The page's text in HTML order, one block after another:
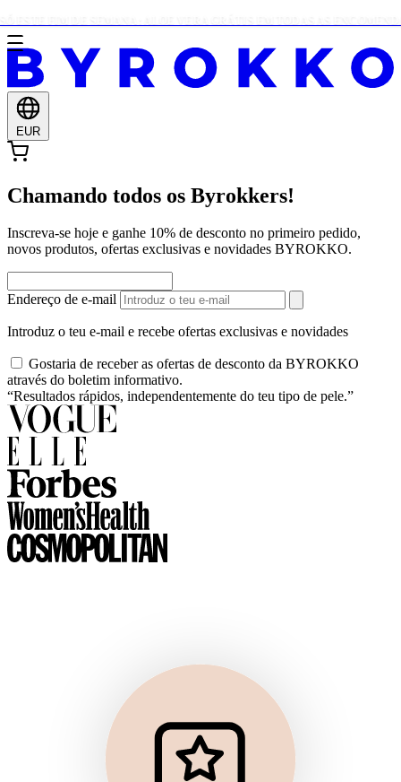
EUR
Chamando todos os Byrokkers!
Inscreva-se hoje e ganhe 10% de desconto no primeiro pedido,
novos produtos, ofertas exclusivas e novidades BYROKKO.
Endereço de e-mail
Introduz o teu e-mail e recebe ofertas exclusivas e novidades
Gostaria de receber as ofertas de desconto da BYROKKO
através do boletim informativo.
“Resultados rápidos, independentemente do teu tipo de pele.”